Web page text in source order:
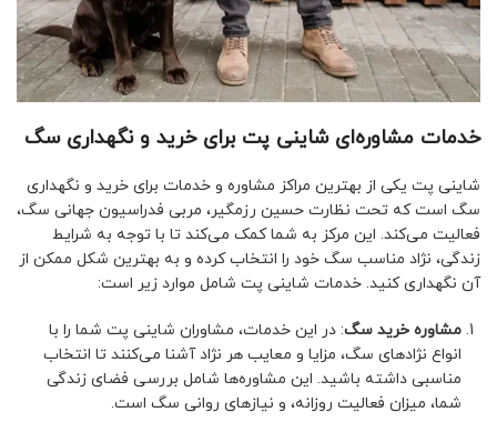
خدمات مشاوره‌ای شاینی پت برای خرید و نگهداری سگ
شاینی پت یکی از بهترین مراکز مشاوره و خدمات برای خرید و نگهداری
سگ است که تحت نظارت حسین رزمگیر، مربی فدراسیون جهانی سگ،
فعالیت می‌کند. این مرکز به شما کمک می‌کند تا با توجه به شرایط
زندگی، نژاد مناسب سگ خود را انتخاب کرده و به بهترین شکل ممکن از
آن نگهداری کنید. خدمات شاینی پت شامل موارد زیر است:
مشاوره خرید سگ: در این خدمات، مشاوران شاینی پت شما را با
انواع نژادهای سگ، مزایا و معایب هر نژاد آشنا می‌کنند تا انتخاب
مناسبی داشته باشید. این مشاوره‌ها شامل بررسی فضای زندگی
شما، میزان فعالیت روزانه، و نیازهای روانی سگ است.